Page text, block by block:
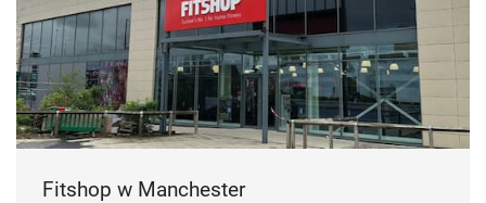
Fitshop w Manchester